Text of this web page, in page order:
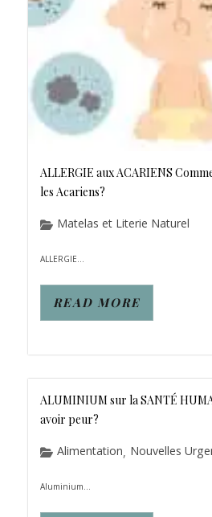
ALLERGIE aux ACARIENS
les Acariens?
Matelas et Literie Naturel
ALLERGIE...
READ MORE
ALUMINIUM sur la SANTÉ
avoir peur?
Alimentation, Nouvelles
Aluminium...